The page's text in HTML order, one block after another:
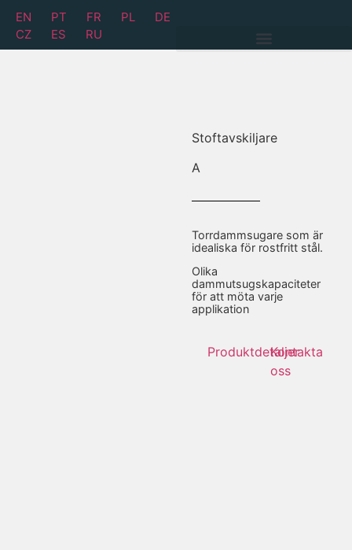
EN PT FR PL
DE
CZ
ES RU
Stoftavskiljare
A
Torrdammsugare som är
idealiska för rostfritt stål.
Olika
dammutsugskapaciteter
för att möta varje
applikation
Produktdetaljer
Kontakta
oss